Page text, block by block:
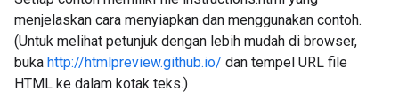
menjelaskan cara menyiapkan dan menggunakan contoh.
(Untuk melihat petunjuk dengan lebih mudah di browser,
buka http://htmlpreview.github.io/ dan tempel URL file
HTML ke dalam kotak teks.)